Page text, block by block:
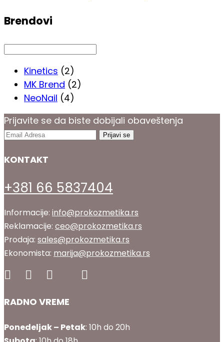
Brendovi
Kinetics (2)
MK Brend (2)
NeoNail (4)
Prijavite se da biste dobijali obaveštenja
KONTAKT
+381 66 5837404
Informacije: info@prokozmetika.rs
Reklamacije: ceo@prokozmetika.rs
Prodaja: sales@prokozmetika.rs
Ekonomista: marija@prokozmetika.rs
RADNO VREME
Ponedeljak – Petak: 10h do 20h